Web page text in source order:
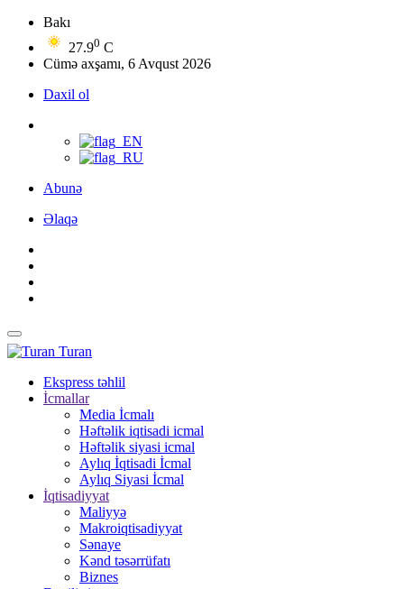
Bakı
27.90 C
Cümə axşamı, 6 Avqust 2026
Daxil ol
Abunə
Əlaqə
Turan
Ekspress təhlil
İcmallar
Media İcmalı
Həftəlik iqtisadi icmal
Həftəlik siyasi icmal
Aylıq İqtisadi İcmal
Aylıq Siyasi İcmal
İqtisadiyyat
Maliyyə
Makroiqtisadiyyat
Sənaye
Kənd təsərrüfatı
Biznes